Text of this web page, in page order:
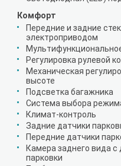
Комфорт
Передние и задние
электроприводом
Регулировка рулевой
Механическая
высоте
Подсветка багажника
Система выбора
Климат-контроль
Задние датчики
Передние датчики
Камера заднего вида
парковки